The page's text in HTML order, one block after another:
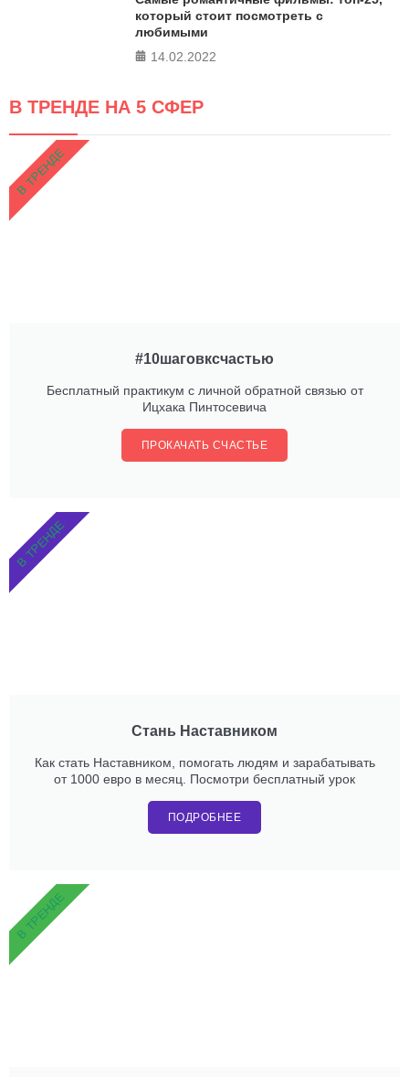
который стоит посмотреть с
любимыми
14.02.2022
В ТРЕНДЕ НА 5 СФЕР
#10шаговксчастью
Бесплатный практикум с личной обратной связью от
Ицхака Пинтосевича
ПРОКАЧАТЬ СЧАСТЬЕ
В ТРЕНДЕ
Стань Наставником
Как стать Наставником, помогать людям и зарабатывать
от 1000 евро в месяц. Посмотри бесплатный урок
ПОДРОБНЕЕ
В ТРЕНДЕ
В ТРЕНДЕ